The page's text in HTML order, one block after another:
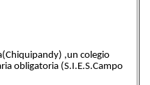
,un colegio
obligatoria (S.I.E.S.Campo